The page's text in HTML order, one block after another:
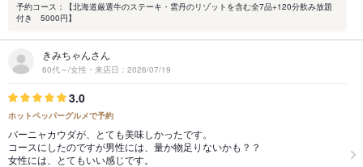
予約コース：【北海道厳選牛のステーキ・雲丹のリゾットを含む全7品+120分飲み放題
付き 5000円】
きみちゃんさん
60代～/女性・来店日：2026/07/19
3.0
ホットペッパーグルメで予約
バーニャカウダが、とても美味しかったです。
コースにしたのですが男性には、量か物足りないかも？？
女性には、とてもいい感じです。